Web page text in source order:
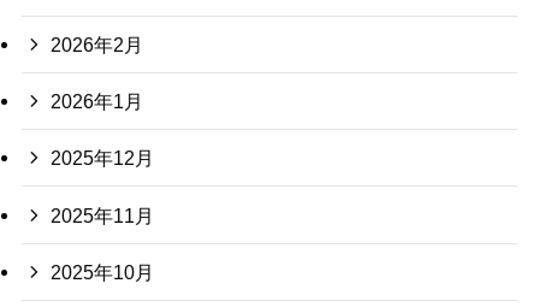
2026年2月
2026年1月
2025年12月
2025年11月
2025年10月